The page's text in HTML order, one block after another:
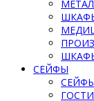
СЕЙФЫ